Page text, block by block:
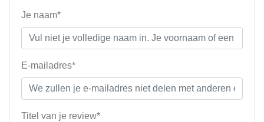
Je naam*
E-mailadres*
Titel van je review*